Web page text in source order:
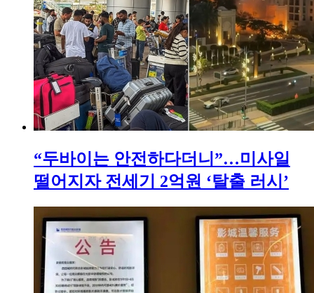
“두바이는 안전하다더니”…미사일
떨어지자 전세기 2억원 ‘탈출 러시’